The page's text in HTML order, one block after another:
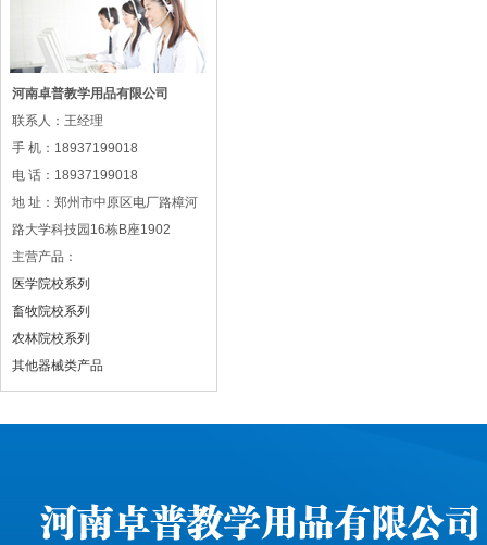
河南卓普教学用品有限公司
联系人：王经理
手 机：18937199018
电 话：18937199018
地 址：郑州市中原区电厂路樟河
路大学科技园16栋B座1902
主营产品：
医学院校系列
畜牧院校系列
农林院校系列
其他器械类产品